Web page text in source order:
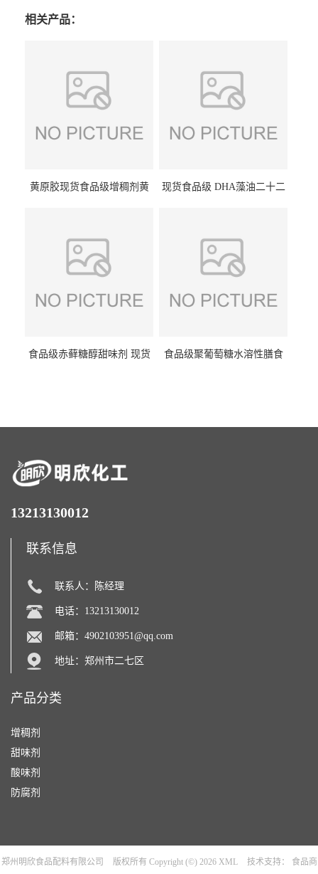
相关产品：
黄原胶现货食品级增稠剂黄
现货食品级 DHA藻油二十二
食品级赤藓糖醇甜味剂 现货
食品级聚葡萄糖水溶性膳食
13213130012
联系信息
联系人：陈经理
电话：13213130012
邮箱： 4902103951@qq.com
地址：郑州市二七区
产品分类
增稠剂
甜味剂
酸味剂
防腐剂
郑州明欣食品配料有限公司 版权所有 Copyright (©) 2026 XML 技术支持： 食品商